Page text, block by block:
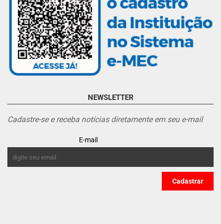
NEWSLETTER
Cadastre-se e receba notícias diretamente em seu e-mail
E-mail